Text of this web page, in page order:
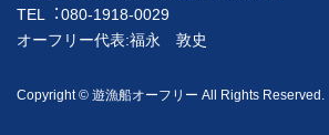
TEL︓080-1918-0029
オーフリー代表:福永 敦史
Copyright © 遊漁船オーフリー All Rights Reserved.